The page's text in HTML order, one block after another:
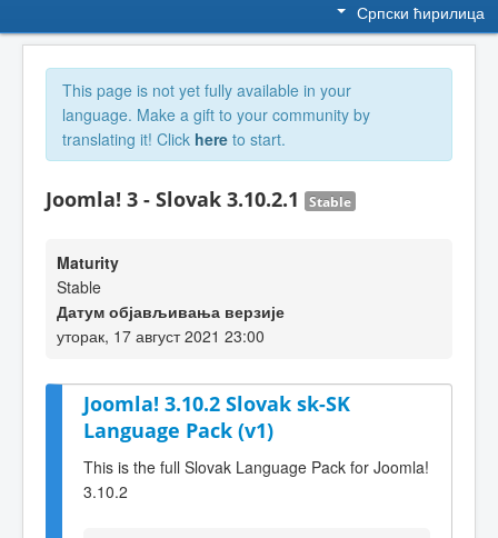
Српски ћирилица
This page is not yet fully available in your
language. Make a gift to your community by
translating it! Click here to start.
Joomla! 3 - Slovak 3.10.2.1 Stable
Maturity
Stable
Датум објављивања верзије
уторак, 17 август 2021 23:00
Joomla! 3.10.2 Slovak sk-SK
Language Pack (v1)
This is the full Slovak Language Pack for Joomla!
3.10.2